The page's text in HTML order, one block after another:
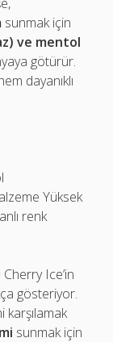
sunmak için
ve mentol
götürür.
dayanıklı
Yüksek
renk
Ice’in
gösteriyor.
karşılamak
sunmak için